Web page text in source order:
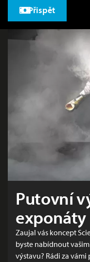
Přispět
Putovní
exponáty
Zaujal vás koncept
byste nabídnout
výstavu? Rádi za